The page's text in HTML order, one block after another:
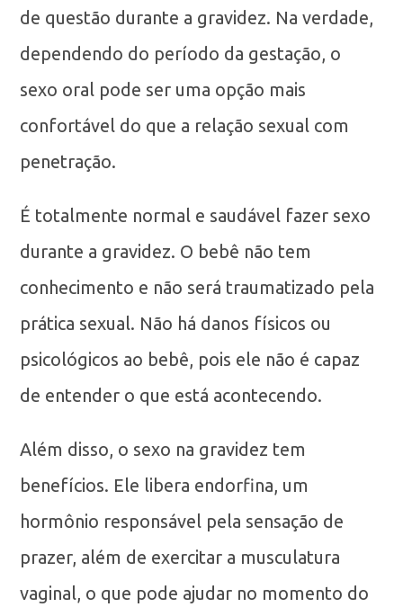
de questão durante a gravidez. Na verdade,
dependendo do período da gestação, o
sexo oral pode ser uma opção mais
confortável do que a relação sexual com
penetração.
É totalmente normal e saudável fazer sexo
durante a gravidez. O bebê não tem
conhecimento e não será traumatizado pela
prática sexual. Não há danos físicos ou
psicológicos ao bebê, pois ele não é capaz
de entender o que está acontecendo.
Além disso, o sexo na gravidez tem
benefícios. Ele libera endorfina, um
hormônio responsável pela sensação de
prazer, além de exercitar a musculatura
vaginal, o que pode ajudar no momento do